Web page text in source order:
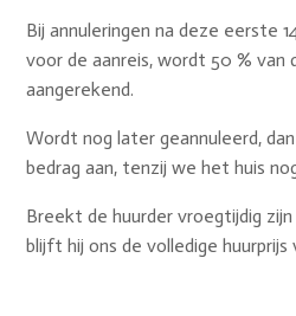
Bij annuleringen na deze eerste
voor de aanreis, wordt 50 % van
aangerekend.
Wordt nog later geannuleerd, dan
bedrag aan, tenzij we het huis
Breekt de huurder vroegtijdig
blijft hij ons de volledige huurprijs